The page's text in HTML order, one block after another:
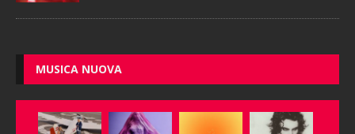
MUSICA NUOVA